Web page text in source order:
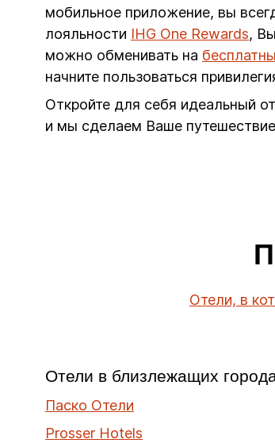
мобильное приложение, вы
лояльности IHG One Rewards,
можно обменивать на
начните пользоваться
Откройте для себя идеальный
и мы сделаем Ваше
Отели, в
Отели в близлежащих
Паско Отели
Prosser Hotels